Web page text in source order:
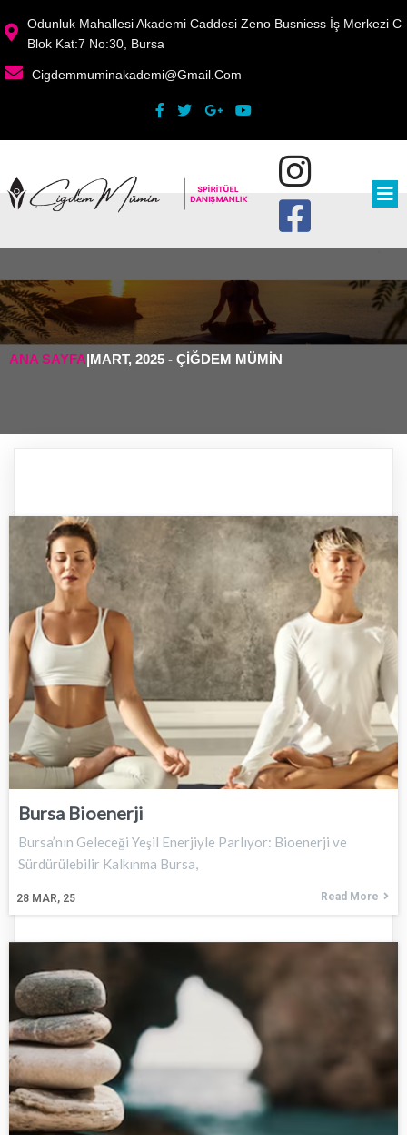
Odunluk Mahallesi Akademi Caddesi Zeno Busniess İş Merkezi C
Blok Kat:7 No:30, Bursa
Cigdemmuminakademi@gmail.com
ANA SAYFA|MART, 2025 - ÇIĞDEM MÜMIN
Bursa Bioenerji
28 MAR, 25
Bursa’nın Geleceği Yeşil Enerjiyle Parlıyor: Bioenerji ve
Sürdürülebilir Kalkınma Bursa,
Read More